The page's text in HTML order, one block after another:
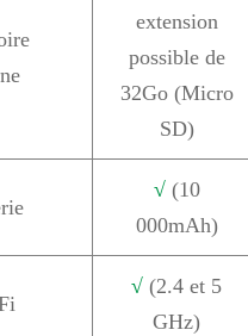
extension
possible de
32Go (Micro
SD)
√ (10
000mAh)
√ (2.4 et 5
GHz)